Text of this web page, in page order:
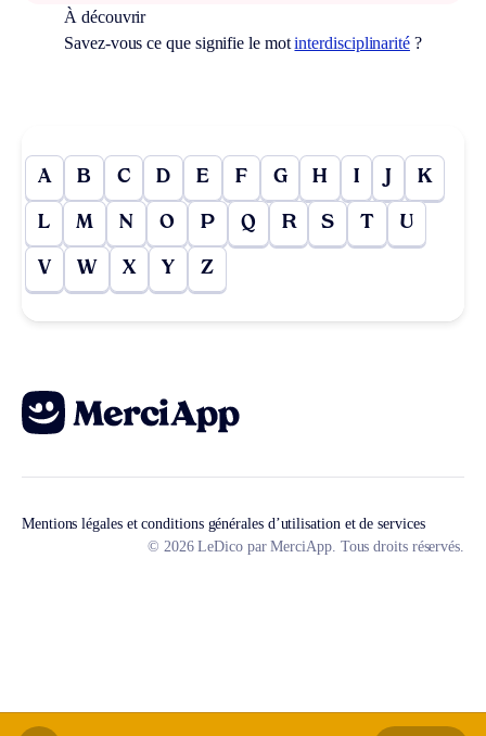
À découvrir
Savez-vous ce que signifie le motinterdisciplinarité?
A B C D E F G H I J K
L M N O P Q R S T U
V W X Y Z
Mentions légales et conditions générales d’utilisation et de services
© 2026 LeDico par MerciApp. Tous droits réservés.